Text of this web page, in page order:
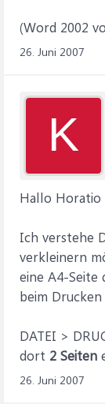
(Word 2002
26. Juni 2007
K
Hallo Horatio
Ich verstehe
verkleinern
eine A4-Seite
beim
DATEI >
dort 2 Seiten
26. Juni 2007